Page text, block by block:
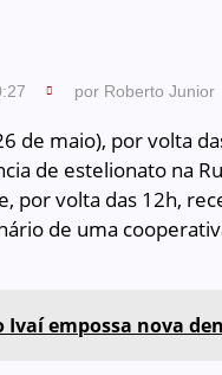
por Roberto Junior
de maio), por volta
de estelionato na
por volta das 12h,
de uma
Ivaí empossa nova